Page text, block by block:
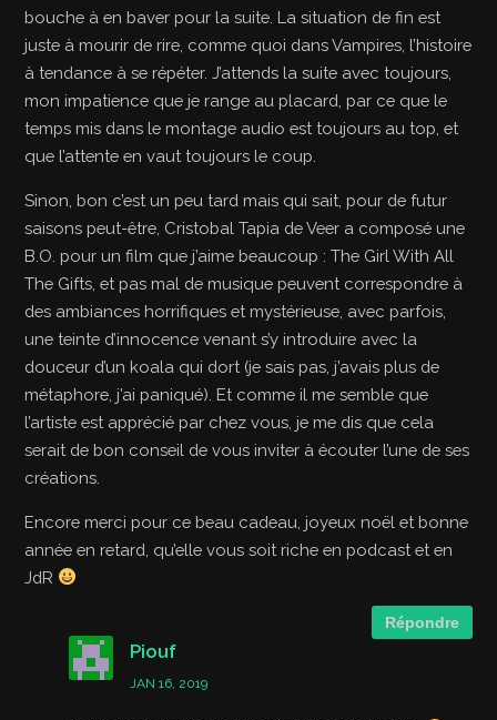
bouche à en baver pour la suite. La situation de fin est
juste à mourir de rire, comme quoi dans Vampires, l’histoire
à tendance à se répéter. J’attends la suite avec toujours,
mon impatience que je range au placard, par ce que le
temps mis dans le montage audio est toujours au top, et
que l’attente en vaut toujours le coup.
Sinon, bon c’est un peu tard mais qui sait, pour de futur
saisons peut-être, Cristobal Tapia de Veer a composé une
B.O. pour un film que j’aime beaucoup : The Girl With All
The Gifts, et pas mal de musique peuvent correspondre à
des ambiances horrifiques et mystérieuse, avec parfois,
une teinte d’innocence venant s’y introduire avec la
douceur d’un koala qui dort (je sais pas, j’avais plus de
métaphore, j’ai paniqué). Et comme il me semble que
l’artiste est apprécié par chez vous, je me dis que cela
serait de bon conseil de vous inviter à écouter l’une de ses
créations.
Encore merci pour ce beau cadeau, joyeux noël et bonne
année en retard, qu’elle vous soit riche en podcast et en
JdR
Répondre
Piouf
JAN 16, 2019